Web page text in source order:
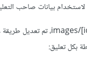
بكل تعليق: